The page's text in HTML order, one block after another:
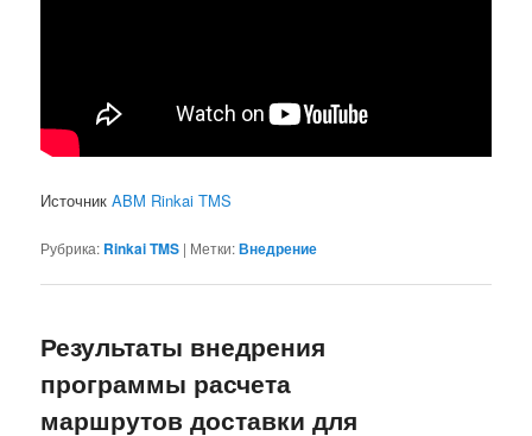
ИсточникABM Rinkai TMS
Рубрика: Rinkai TMS | Метки:Внедрение
Результаты внедрения
программы расчета
маршрутов доставки для